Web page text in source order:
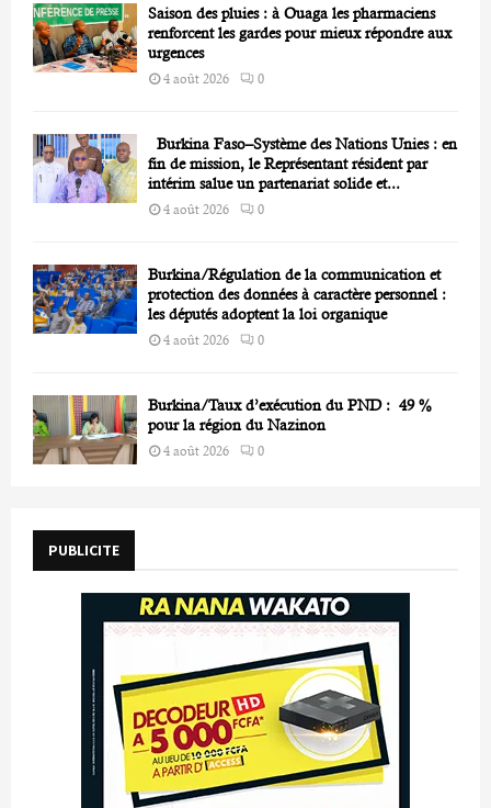
Saison des pluies : à Ouaga les pharmaciens
renforcent les gardes pour mieux répondre aux
urgences
4 août 2026 0
Burkina Faso–Système des Nations Unies : en
fin de mission, le Représentant résident par
intérim salue un partenariat solide et...
4 août 2026 0
Burkina/Régulation de la communication et
protection des données à caractère personnel :
les députés adoptent la loi organique
4 août 2026 0
Burkina/Taux d’exécution du PND : 49 %
pour la région du Nazinon
4 août 2026 0
PUBLICITE